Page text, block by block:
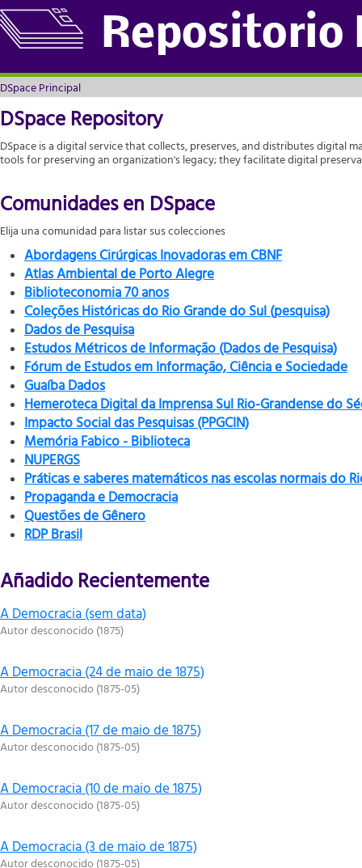
Repositorio
DSpace Principal
DSpace Principal
DSpace Repository
DSpace is a digital service that collects, preserves, and distributes digital
tools for preserving an organization's legacy; they facilitate digital
Comunidades en DSpace
Elija una comunidad para listar sus colecciones
Abordagens Cirúrgicas Inovadoras em CBNF
Atlas Ambiental de Porto Alegre
Biblioteconomia 70 anos
Coleções Históricas do Rio Grande do Sul (pesquisa)
Dados de Pesquisa
Estudos Métricos de Informação (Dados de Pesquisa)
Fórum de Estudos em Informação, Ciência e Sociedade
Guaíba Dados
Hemeroteca Digital da Imprensa Sul Rio-Grandense do
Impacto Social das Pesquisas (PPGCIN)
Memória Fabico - Biblioteca
NUPERGS
Práticas e saberes matemáticos nas escolas normais do
Propaganda e Democracia
Questões de Gênero
RDP Brasil
Añadido Recientemente
A Democracia (sem data)
Autor desconocido(1875)
A Democracia (24 de maio de 1875)
Autor desconocido(1875-05)
A Democracia (17 de maio de 1875)
Autor desconocido(1875-05)
A Democracia (10 de maio de 1875)
Autor desconocido(1875-05)
A Democracia (3 de maio de 1875)
Autor desconocido(1875-05)